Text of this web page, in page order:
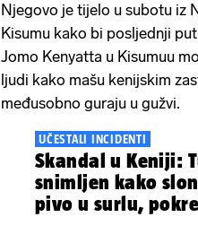
Njegovo je tijelo u subotu iz
Kisumu kako bi posljednji
Jomo Kenyatta u Kisumuu
ljudi kako mašu kenijskim
međusobno guraju u gužvi.
UČESTALI INCIDENTI
Skandal u Keniji:
snimljen kako
pivo u surlu,